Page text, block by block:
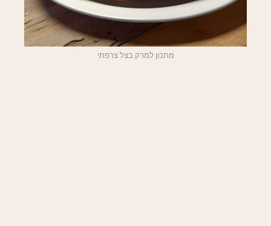
מתכון למרק בצל צרפתי